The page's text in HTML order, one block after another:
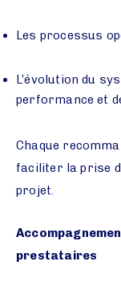
Les processus
L’évolution du
performance et
Chaque
faciliter la prise
projet.
prestataires